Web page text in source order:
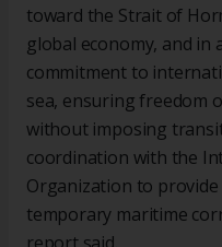
toward the Strait of
global economy, and in
commitment to
sea, ensuring freedom
without imposing
coordination with the
Organization to
temporary maritime